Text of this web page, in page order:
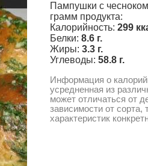
Пампушки с
грамм продукта:
Калорийность: 299
Белки: 8.6 г.
Жиры: 3.3 г.
Углеводы: 58.8 г.
Информация о
усредненная из
может отличаться от
зависимости от сорта,
характеристик